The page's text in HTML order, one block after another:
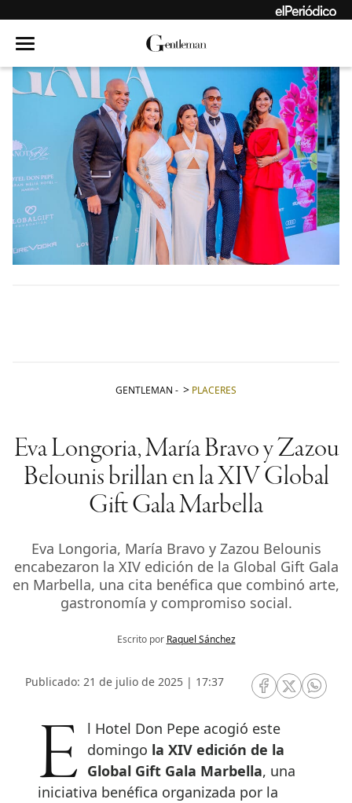
GENTLEMAN - PLACERES
Eva Longoria, María Bravo y Zazou
Belounis brillan en la XIV Global
Gift Gala Marbella
Eva Longoria, María Bravo y Zazou Belounis
encabezaron la XIV edición de la Global Gift Gala
en Marbella, una cita benéfica que combinó arte,
gastronomía y compromiso social.
Escrito por Raquel Sánchez
Publicado: 21 de julio de 2025 | 17:37
RRSS Facebook
RRSSRRSS
El Hotel Don Pepe acogió este domingo la XIV edición de la
Global Gift Gala Marbella, una
iniciativa benéfica organizada por la